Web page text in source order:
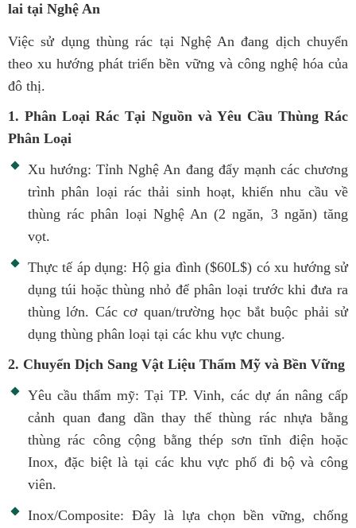
lai tại Nghệ An
Việc sử dụng thùng rác tại Nghệ An đang dịch chuyển
theo xu hướng phát triển bền vững và công nghệ hóa của
đô thị.
1. Phân Loại Rác Tại Nguồn và Yêu Cầu Thùng Rác
Phân Loại
Xu hướng: Tỉnh Nghệ An đang đẩy mạnh các chương
trình phân loại rác thải sinh hoạt, khiến nhu cầu về
thùng rác phân loại Nghệ An (2 ngăn, 3 ngăn) tăng
vọt.
Thực tế áp dụng: Hộ gia đình ($60L$) có xu hướng sử
dụng túi hoặc thùng nhỏ để phân loại trước khi đưa ra
thùng lớn. Các cơ quan/trường học bắt buộc phải sử
dụng thùng phân loại tại các khu vực chung.
2. Chuyển Dịch Sang Vật Liệu Thẩm Mỹ và Bền Vững
Yêu cầu thẩm mỹ: Tại TP. Vinh, các dự án nâng cấp
cảnh quan đang dần thay thế thùng rác nhựa bằng
thùng rác công cộng bằng thép sơn tĩnh điện hoặc
Inox, đặc biệt là tại các khu vực phố đi bộ và công
viên.
Inox/Composite: Đây là lựa chọn bền vững, chống